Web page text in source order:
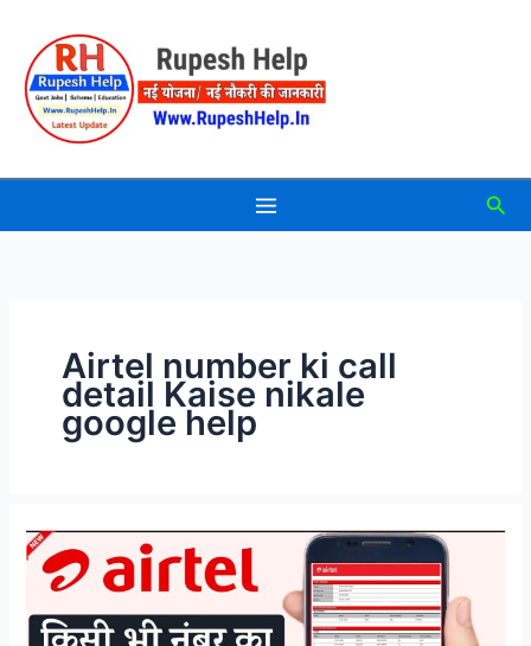
content
Airtel number ki call
detail Kaise nikale
google help